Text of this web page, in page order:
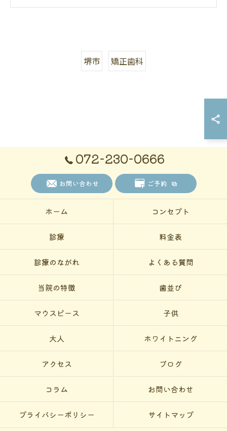
堺市 矯正歯科
072-230-0666
お問い合わせ ご予約
ホーム コンセプト
診療 料金表
診療のながれ よくある質問
当院の特徴 歯並び
マウスピース 子供
大人 ホワイトニング
アクセス ブログ
コラム お問い合わせ
プライバシーポリシー サイトマップ